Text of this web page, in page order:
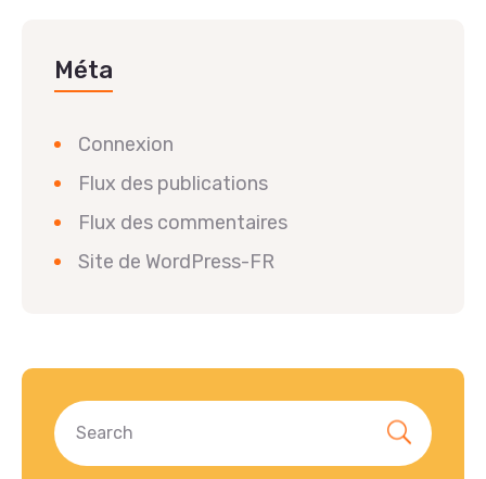
Méta
Connexion
Flux des publications
Flux des commentaires
Site de WordPress-FR